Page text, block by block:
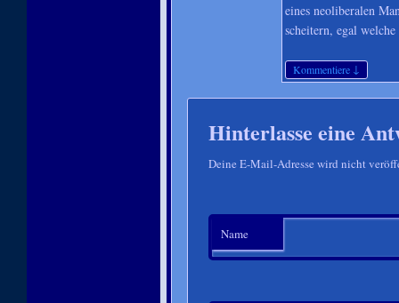
eines neoliberalen
scheitern, egal
Kommentiere ↓
Hinterlasse eine
Deine E-Mail-Adresse wird nicht
Name